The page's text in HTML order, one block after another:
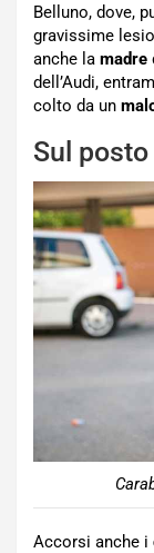
Belluno, dove,
gravissime
anche la madre
dell’Audi,
colto da un
Sul
Accorsi anche i